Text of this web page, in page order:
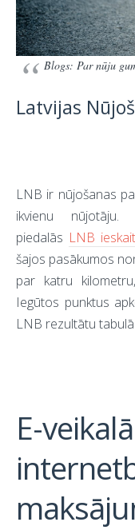
Blogs: Par nūju
Latvijas
LNB ir nūjošanas
ikvienu
piedalās LNB
šajos pasākumos
par katru
Iegūtos punktus
LNB rezultātu
E-